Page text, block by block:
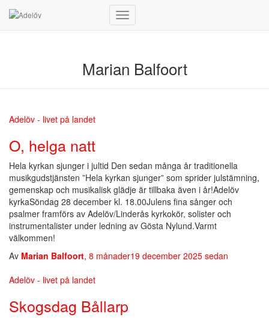
Slå
Marian Balfoort
Adelöv - livet på landet
O, helga natt
Hela kyrkan sjunger i jultid Den sedan många år traditionella
musikgudstjänsten ”Hela kyrkan sjunger” som sprider julstämning,
gemenskap och musikalisk glädje är tillbaka även i år!Adelöv
kyrkaSöndag 28 december kl. 18.00Julens fina sånger och
psalmer framförs av Adelöv/Linderås kyrkokör, solister och
instrumentalister under ledning av Gösta Nylund.Varmt
välkommen!
Av Marian Balfoort, 8 månader19 december 2025 sedan
Adelöv - livet på landet
Skogsdag Bållarp